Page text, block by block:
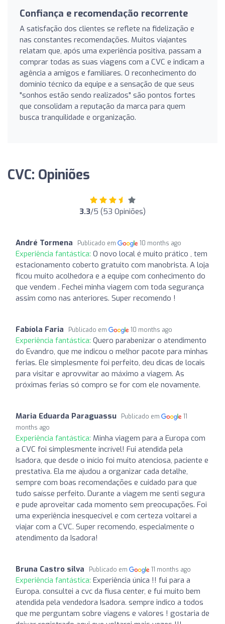
Confiança e recomendação recorrente
A satisfação dos clientes se reflete na fidelização e
nas constantes recomendações. Muitos viajantes
relatam que, após uma experiência positiva, passam a
comprar todas as suas viagens com a CVC e indicam a
agência a amigos e familiares. O reconhecimento do
domínio técnico da equipe e a sensação de que seus
"sonhos estão sendo realizados" são pontos fortes
que consolidam a reputação da marca para quem
busca tranquilidade e organização.
CVC: Opiniões
3.3/5 (53 Opiniões)
André Tormena Publicado em 10 months ago
Experiência fantástica: O novo local é muito prático , tem
estacionamento coberto gratuito com manobrista. A loja
ficou muito acolhedora e a equipe com conhecimento do
que vendem . Fechei minha viagem com toda segurança
assim como nas anteriores. Super recomendo !
Fabíola Faria Publicado em 10 months ago
Experiência fantástica: Quero parabenizar o atendimento
do Evandro, que me indicou o melhor pacote para minhas
ferias. Ele simplesmente foi perfeito, deu dicas de locais
para visitar e aprovwitar ao máximo a viagem. As
próximas ferias só compro se for com ele novamente.
Maria Eduarda Paraguassu Publicado em
11
months ago
Experiência fantástica: Minha viagem para a Europa com
a CVC foi simplesmente incrível! Fui atendida pela
Isadora, que desde o início foi muito atenciosa, paciente e
prestativa. Ela me ajudou a organizar cada detalhe,
sempre com boas recomendações e cuidado para que
tudo saísse perfeito. Durante a viagem me senti segura
e pude aproveitar cada momento sem preocupações. Foi
uma experiência inesquecível e com certeza voltarei a
viajar com a CVC. Super recomendo, especialmente o
atendimento da Isadora!
Bruna Castro silva Publicado em 11 months ago
Experiência fantástica: Experiência única !! fui para a
Europa. consultei a cvc da fiusa center, e fui muito bem
atendida pela vendedora Isadora. sempre indico a todos
que me perguntam sobre viagens e valores ! gostaria de